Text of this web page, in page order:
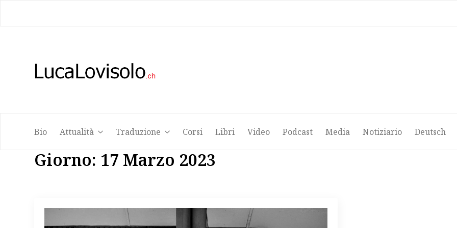
Bio Attualità Traduzione Corsi Libri Video Podcast Media Notiziario Deutsch
Giorno: 17 Marzo 2023